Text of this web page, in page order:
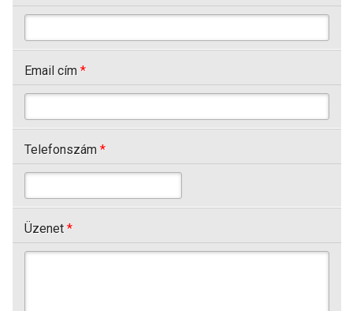
Email cím *
Telefonszám *
Üzenet *